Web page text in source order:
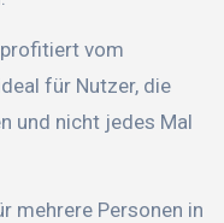
vom
für Nutzer, die
und nicht jedes Mal
mehrere Personen in